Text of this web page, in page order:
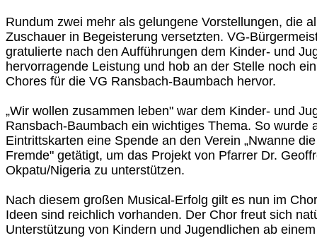
Rundum zwei mehr als gelungene Vorstellungen, die
Zuschauer in Begeisterung versetzten. VG-
gratulierte nach den Aufführungen dem Kinder- und
hervorragende Leistung und hob an der Stelle noch
Chores für die VG Ransbach-Baumbach hervor.
„Wir wollen zusammen leben" war dem Kinder- und
Ransbach-Baumbach ein wichtiges Thema. So wurde
Eintrittskarten eine Spende an den Verein „Nwanne
Fremde" getätigt, um das Projekt von Pfarrer Dr.
Okpatu/Nigeria zu unterstützen.
Nach diesem großen Musical-Erfolg gilt es nun im
Ideen sind reichlich vorhanden. Der Chor freut sich
Unterstützung von Kindern und Jugendlichen ab